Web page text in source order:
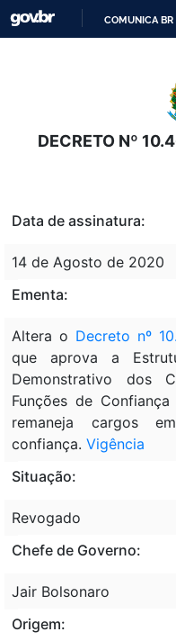
COMUNICA BR
DECRETO Nº
Data de assinatura:
14 de Agosto de 2020
Ementa:
Altera o Decreto nº
que aprova a
Demonstrativo dos
Funções de
remaneja cargos
confiança. Vigência
Situação:
Revogado
Chefe de Governo:
Jair Bolsonaro
Origem: